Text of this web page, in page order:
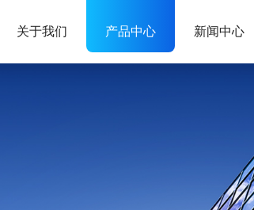
关于我们 产品中心 新闻中心